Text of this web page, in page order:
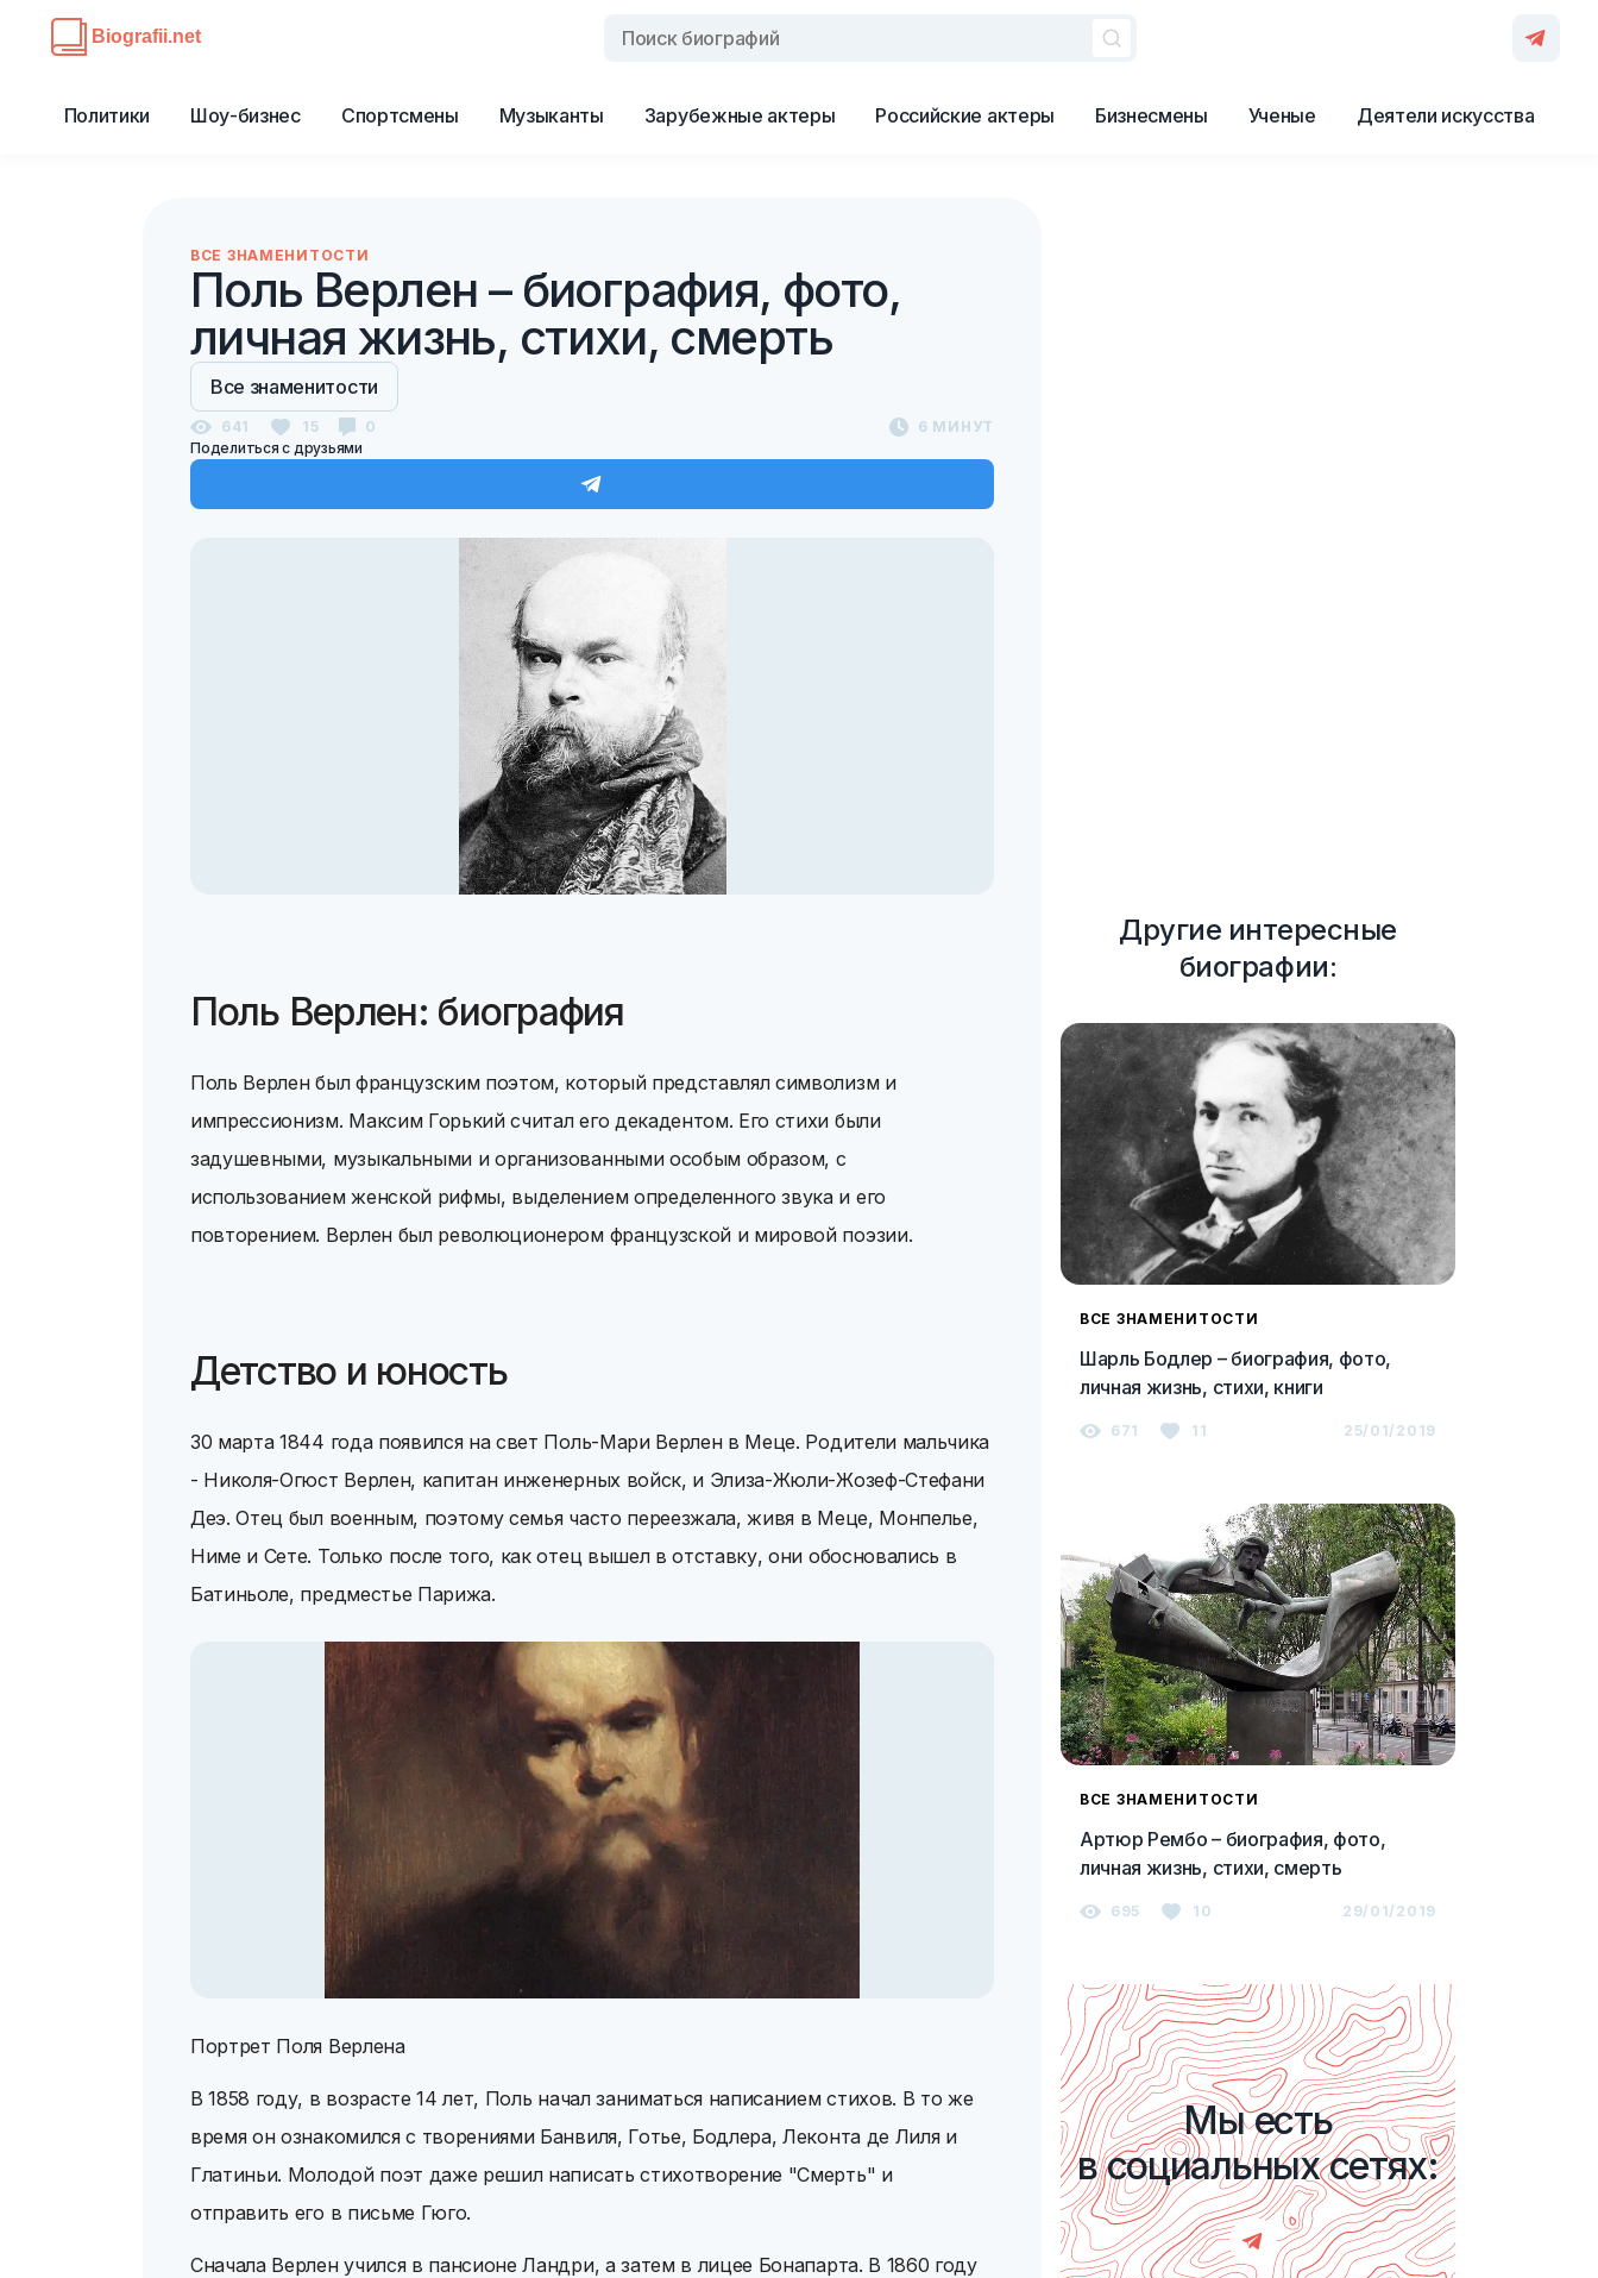
Политики Шоу-бизнес Спортсмены Музыканты Зарубежные актеры Российские актеры Бизнесмены Ученые Деятели искусства
ВСЕ ЗНАМЕНИТОСТИ
Поль Верлен – биография, фото,
личная жизнь, стихи, смерть
Все знаменитости
641 15 0
6 МИНУТ
Поделиться с друзьями
Поль Верлен: биография
Поль Верлен был французским поэтом, который представлял символизм и
импрессионизм. Максим Горький считал его декадентом. Его стихи были
задушевными, музыкальными и организованными особым образом, с
использованием женской рифмы, выделением определенного звука и его
повторением. Верлен был революционером французской и мировой поэзии.
Детство и юность
30 марта 1844 года появился на свет Поль-Мари Верлен в Меце. Родители мальчика
- Николя-Огюст Верлен, капитан инженерных войск, и Элиза-Жюли-Жозеф-Стефани
Деэ. Отец был военным, поэтому семья часто переезжала, живя в Меце, Монпелье,
Ниме и Сете. Только после того, как отец вышел в отставку, они обосновались в
Батиньоле, предместье Парижа.
Портрет Поля Верлена
В 1858 году, в возрасте 14 лет, Поль начал заниматься написанием стихов. В то же
время он ознакомился с творениями Банвиля, Готье, Бодлера, Леконта де Лиля и
Глатиньи. Молодой поэт даже решил написать стихотворение "Смерть" и
отправить его в письме Гюго.
Сначала Верлен учился в пансионе Ландри, а затем в лицее Бонапарта. В 1860 году
Другие интересные
биографии:
ВСЕ ЗНАМЕНИТОСТИ
Шарль Бодлер – биография, фото,
личная жизнь, стихи, книги
671 11 25/01/2019
ВСЕ ЗНАМЕНИТОСТИ
Артюр Рембо – биография, фото,
личная жизнь, стихи, смерть
695 10 29/01/2019
Мы есть
в социальных сетях: